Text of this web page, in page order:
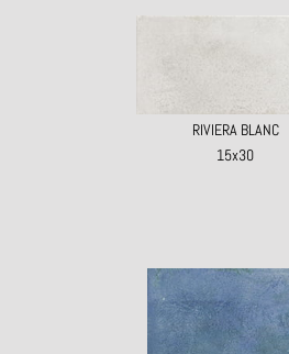
RIVIERA BLANC
15x30